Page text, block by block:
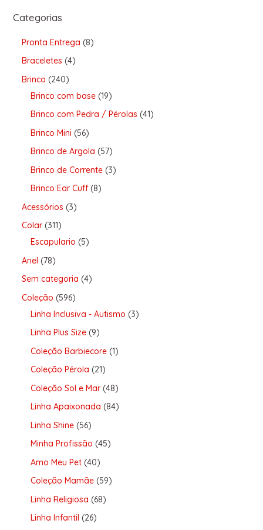
Categorias
Pronta Entrega 8
Braceletes 4
Brinco 240
Brinco com base 19
Brinco com Pedra / Pérolas 41
Brinco Mini 56
Brinco de Argola 57
Brinco de Corrente 3
Brinco Ear Cuff 8
Acessórios 3
Colar 311
Escapulario 5
Anel 78
Sem categoria 4
Coleção 596
Linha Inclusiva - Autismo 3
Linha Plus Size 9
Coleção Barbiecore 1
Coleção Pérola 21
Coleção Sol e Mar 48
Linha Apaixonada 84
Linha Shine 56
Minha Profissão 45
Amo Meu Pet 40
Coleção Mamãe 59
Linha Religiosa 68
Linha Infantil 26